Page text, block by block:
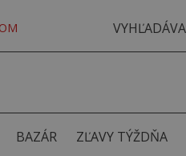
BAZÁR ZĽAVY TÝŽDŇA